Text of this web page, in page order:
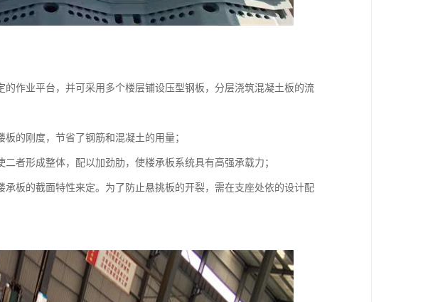
作业平台，并可采用多个楼层铺设压型钢板，分层浇筑混凝土板的流
的刚度，节省了钢筋和混凝土的用量；
者形成整体，配以加劲肋，使楼承板系统具有高强承载力；
板的截面特性来定。为了防止悬挑板的开裂，需在支座处依的设计配